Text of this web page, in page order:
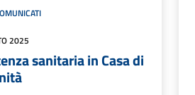
2025
sanitaria in Casa di